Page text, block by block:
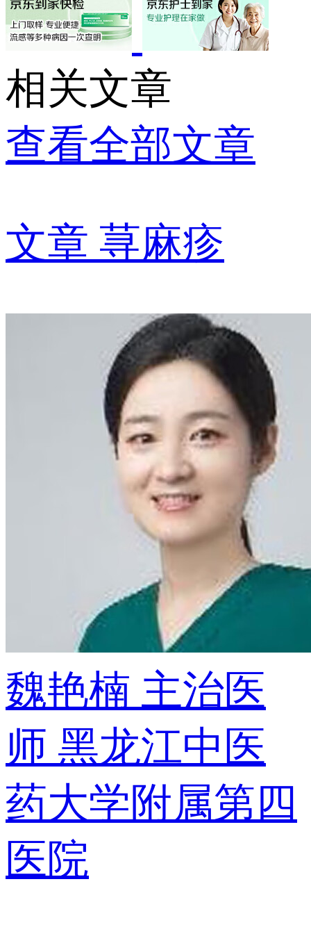
相关文章
查看全部文章
文章 荨麻疹
魏艳楠 主治医
师 黑龙江中医
药大学附属第四
医院